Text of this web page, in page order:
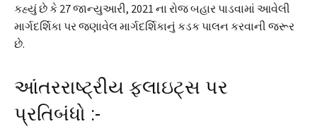
કહ્યું છે કે 27 જાન્યુઆરી, 2021 ના ​​રોજ બહાર પાડવામાં આવેલી
માર્ગદર્શિકા પર જણાવેલ માર્ગદર્શિકાનું કડક પાલન કરવાની જરૂર
છે.
આંતરરાષ્ટ્રીય ફ્લાઇટ્સ પર
પ્રતિબંધો :-